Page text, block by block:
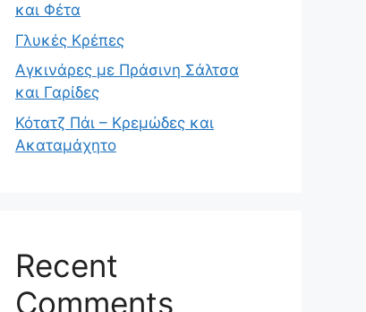
και Φέτα
Γλυκές Κρέπες
Αγκινάρες με Πράσινη Σάλτσα
και Γαρίδες
Κότατζ Πάι – Κρεμώδες και
Ακαταμάχητο
Recent
Comments